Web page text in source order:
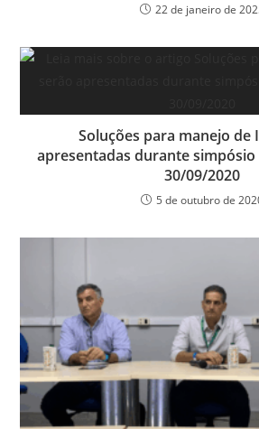
22 de janeiro de
Soluções para manejo de
apresentadas durante
30/09/2020
5 de outubro de